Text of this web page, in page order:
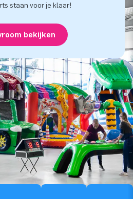
staan voor je klaar!
bekijken